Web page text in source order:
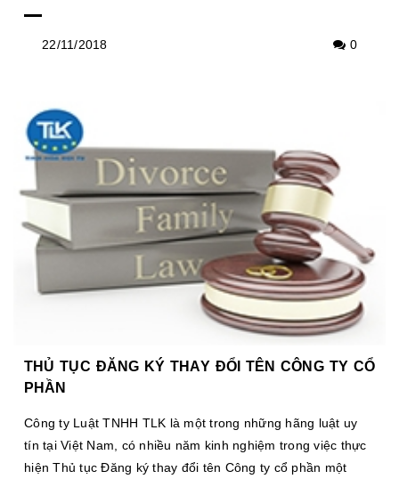
22/11/2018 0
THỦ TỤC ĐĂNG KÝ THAY ĐỔI TÊN CÔNG TY CỔ
PHẦN
Công ty Luật TNHH TLK là một trong những hãng luật uy
tín tại Việt Nam, có nhiều năm kinh nghiệm trong việc thực
hiện Thủ tục Đăng ký thay đổi tên Công ty cổ phần một